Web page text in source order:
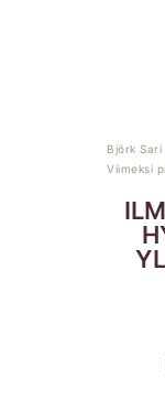
Björk Sari
Viimeksi